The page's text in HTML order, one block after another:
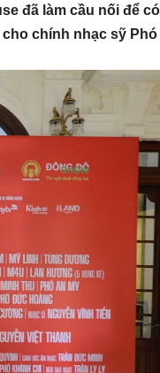
đã làm cầu nối để
chính nhạc sỹ